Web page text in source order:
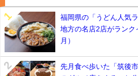
福岡県の「うどん人気
地方の名店2店がラン
月）
先月食べ歩いた「筑後